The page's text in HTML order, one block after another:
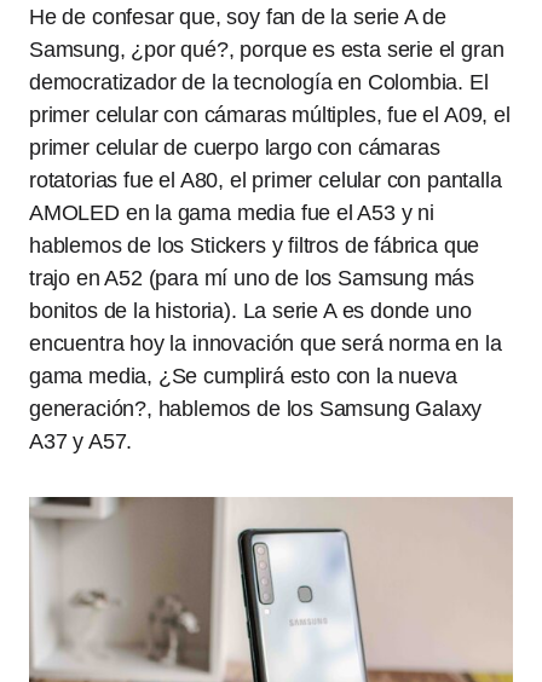
He de confesar que, soy fan de la serie A de
Samsung, ¿por qué?, porque es esta serie el gran
democratizador de la tecnología en Colombia. El
primer celular con cámaras múltiples, fue el A09, el
primer celular de cuerpo largo con cámaras
rotatorias fue el A80, el primer celular con pantalla
AMOLED en la gama media fue el A53 y ni
hablemos de los Stickers y filtros de fábrica que
trajo en A52 (para mí uno de los Samsung más
bonitos de la historia). La serie A es donde uno
encuentra hoy la innovación que será norma en la
gama media, ¿Se cumplirá esto con la nueva
generación?, hablemos de los Samsung Galaxy
A37 y A57.